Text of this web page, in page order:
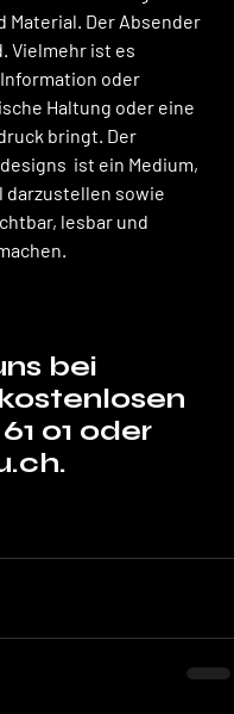
Material. Der Absender
Vielmehr ist es
oder
Haltung oder eine
bringt. Der
ist ein Medium,
darzustellen sowie
lesbar und
bei
01 oder